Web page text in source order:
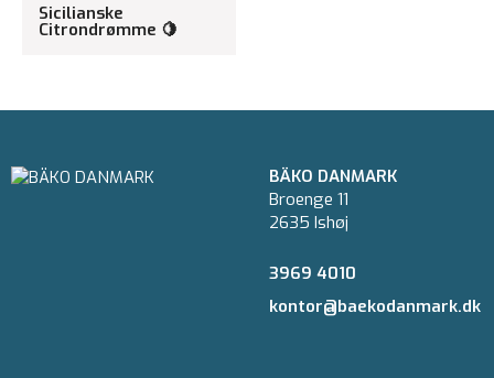
Sicilianske
Citrondrømme 🍋
BÄKO DANMARK
Broenge 11
2635 Ishøj
3969 4010
kontor@baekodanmark.dk